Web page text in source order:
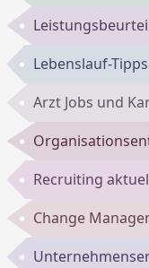
Lebenslauf-
Arzt Jobs und
Recruiting
Change